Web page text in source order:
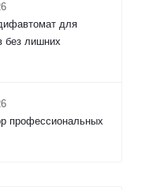
для
без лишних
профессиональных